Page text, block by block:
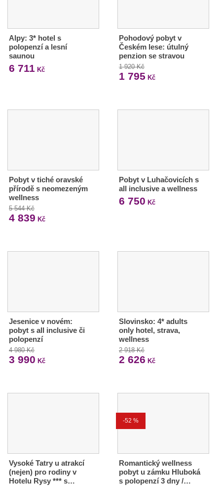
Alpy: 3* hotel s
polopenzí a lesní
saunou
6 711 Kč
Pohodový pobyt v
Českém lese: útulný
penzion se stravou
1 920 Kč
1 795 Kč
Pobyt v tiché oravské
přírodě s neomezeným
wellness
5 544 Kč
4 839 Kč
Pobyt v Luhačovicích s
all inclusive a wellness
6 750 Kč
Jesenice v novém:
pobyt s all inclusive či
polopenzí
4 980 Kč
3 990 Kč
Slovinsko: 4* adults
only hotel, strava,
wellness
2 918 Kč
2 626 Kč
Vysoké Tatry u atrakcí
(nejen) pro rodiny v
Hotelu Rysy *** s…
-52 %
Romantický wellness
pobyt u zámku Hluboká
s polopenzí 3 dny /…